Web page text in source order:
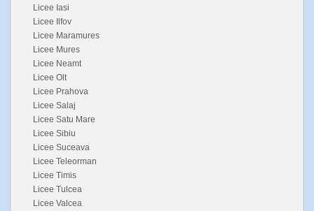
Licee Iasi
Licee Ilfov
Licee Maramures
Licee Mures
Licee Neamt
Licee Olt
Licee Prahova
Licee Salaj
Licee Satu Mare
Licee Sibiu
Licee Suceava
Licee Teleorman
Licee Timis
Licee Tulcea
Licee Valcea